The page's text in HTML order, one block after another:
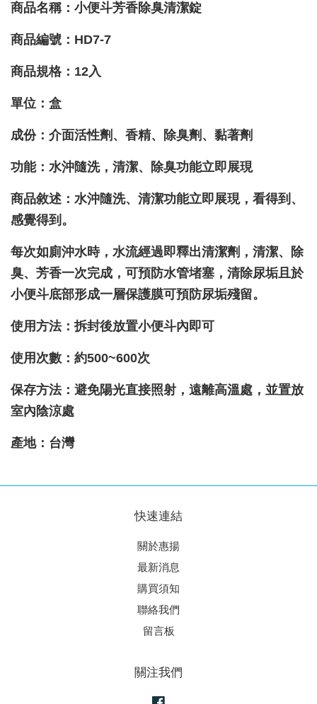
商品名稱：小便斗芳香除臭清潔錠
商品編號：HD7-7
商品規格：12入
單位：盒
成份：介面活性劑 、香精、除臭劑 、黏著劑
功能：水沖隨洗，清潔、除臭功能立即展現
商品敘述：水沖隨洗、清潔功能立即展現，看得到 、
感覺得到 。
每次如廁沖水時，水流經過即釋出清潔劑 ，清潔、除
臭、芳香一次完成 ，可預防水管堵塞 ，清除尿垢且於
小便斗底部形成一層保護膜可預防尿垢殘留。
使用方法：拆封後放置小便斗內即可
使用次數：約500~600次
保存方法：避免陽光直接照射，遠離高溫處，並置放
室內陰涼處
產地：台灣
快速連結
關於惠揚
最新消息
購買須知
聯絡我們
留言板
關注我們